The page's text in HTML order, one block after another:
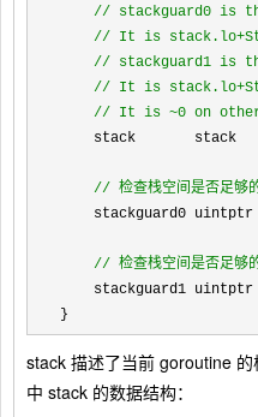
// stackguard0 is
// It is
// stackguard1 is
// It is
// It is ~0 on
    stack       stack
// 检查栈空间是否足
    stackguard0 uintptr
// 检查栈空间是否足
    stackguard1 uintptr
}
stack 描述了当前 goroutine
中 stack 的数据结构：